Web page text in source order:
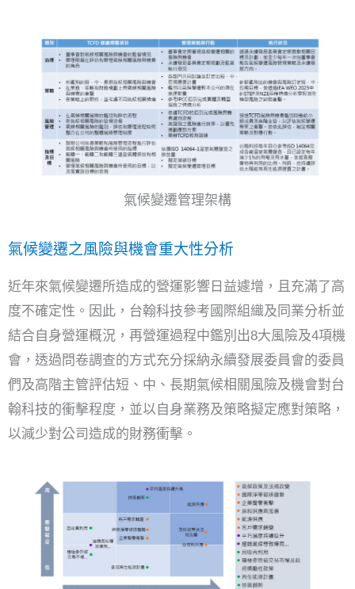
氣候變遷管理架構
氣候變遷之風險與機會重大性分析
近年來氣候變遷所造成的營運影響日益遽增，且充滿了高
度不確定性。因此，台翰科技參考國際組織及同業分析並
結合自身營運概況，再營運過程中鑑別出8大風險及4項機
會，透過問卷調查的方式充分採納永續發展委員會的委員
們及高階主管評估短、中、長期氣候相關風險及機會對台
翰科技的衝擊程度，並以自身業務及策略擬定應對策略，
以減少對公司造成的財務衝擊。